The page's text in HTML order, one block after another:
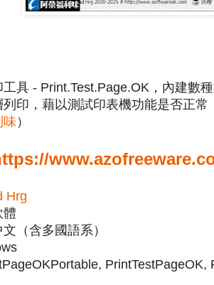
具 - Print.Test.Page.OK，內建數
印，藉以測試印表機功能是否正
味）
Hrg
體
（含多國語系）
PrintTestPageOK,